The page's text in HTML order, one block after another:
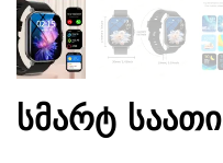
სმარტ საათი